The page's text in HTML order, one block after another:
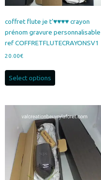
coffret flute je t’♥️♥️♥️♥️ crayon
prénom gravure personnalisable
ref COFFRETFLUTECRAYONSV1
20.00€
Select options